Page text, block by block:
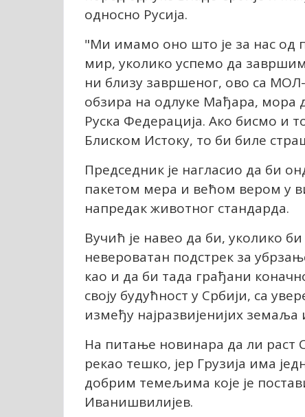
односно Русија.
"Ми имамо оно што је за нас од
мир, уколико успемо да
ни близу завршеног, ово са
обзира на одлуке Мађара, мора
Руска Федерација. Ако бисмо и
Блиском Истоку, то би биле
Председник је нагласио да би
пакетом мера и већом вером у
напредак животног стандарда.
Вучић је навео да би, уколико
невероватан подстрек за
као и да би тада грађани
своју будућност у Србији, са
између најразвијенијих
На питање новинара да ли раст
рекао тешко, јер Грузија има
добрим темељима које је
Иванишвилијев.